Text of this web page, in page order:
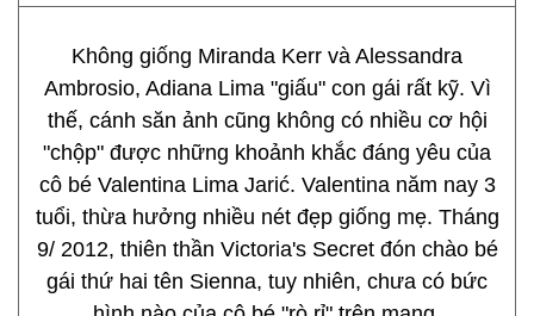
Không giống Miranda Kerr và Alessandra
Ambrosio, Adiana Lima "giấu" con gái rất kỹ. Vì
thế, cánh săn ảnh cũng không có nhiều cơ hội
"chộp" được những khoảnh khắc đáng yêu của
cô bé Valentina Lima Jarić. Valentina năm nay 3
tuổi, thừa hưởng nhiều nét đẹp giống mẹ. Tháng
9/ 2012, thiên thần Victoria's Secret đón chào bé
gái thứ hai tên Sienna, tuy nhiên, chưa có bức